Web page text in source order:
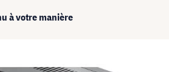
à votre manière